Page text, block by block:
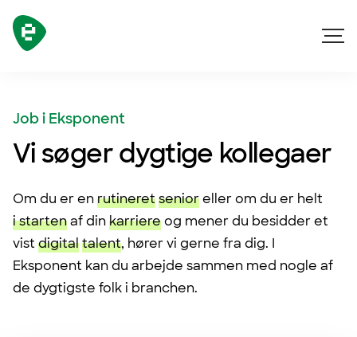
Vi søger dygtige kollegaer
Om du er enrutineretsenioreller om du er helt
i startenaf dinkarriereog mener du besidder et
vist digitaltalent, hører vi gerne fra dig. I
Eksponent kan du arbejde sammen med nogle af
de dygtigste folk i branchen.
Job i Eksponent